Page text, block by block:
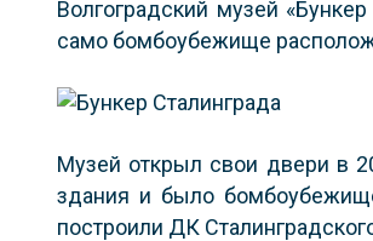
Волгоградский музей
само бомбоубежище
Музей открыл свои двери в
здания и было
построили ДК